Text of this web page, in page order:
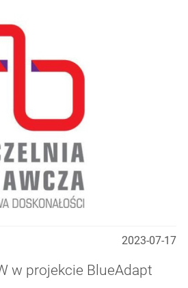
2023-07-17
w projekcie BlueAdapt